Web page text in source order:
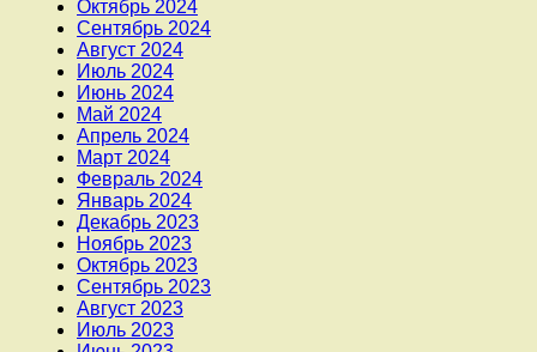
Октябрь 2024
Сентябрь 2024
Август 2024
Июль 2024
Июнь 2024
Май 2024
Апрель 2024
Март 2024
Февраль 2024
Январь 2024
Декабрь 2023
Ноябрь 2023
Октябрь 2023
Сентябрь 2023
Август 2023
Июль 2023